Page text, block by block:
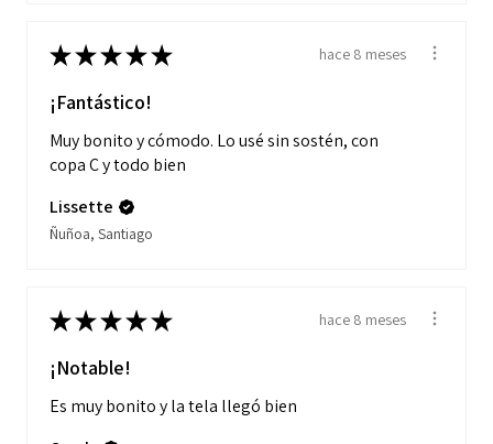
★★★★★ hace 8 meses
¡Fantástico!
Muy bonito y cómodo. Lo usé sin sostén, con
copa C y todo bien
Lissette
Ñuñoa, Santiago
★★★★★ hace 8 meses
¡Notable!
Es muy bonito y la tela llegó bien